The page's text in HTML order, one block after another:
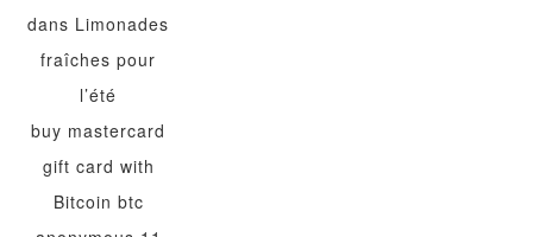
dans Limonades
fraîches pour
l’été
buy mastercard
gift card with
Bitcoin btc